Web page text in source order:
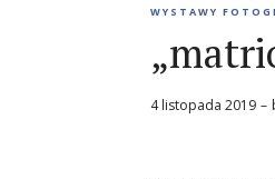
WYSTAWY
4 listopada 2019